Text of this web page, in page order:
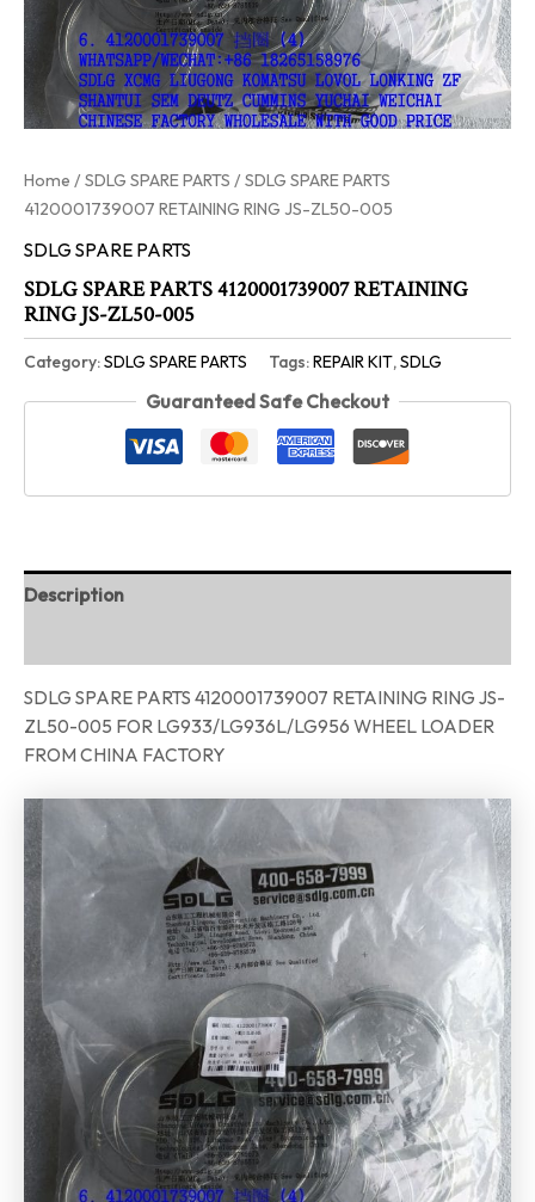
Home /SDLG SPARE PARTS / SDLG SPARE PARTS
4120001739007 RETAINING RING JS-ZL50-005
SDLG SPARE PARTS
SDLG SPARE PARTS 4120001739007 RETAINING
RING JS-ZL50-005
Category:SDLG SPARE PARTS Tags:REPAIR KIT,SDLG
Guaranteed Safe Checkout
Description
SDLG SPARE PARTS 4120001739007 RETAINING RING JS-
ZL50-005 FOR LG933/LG936L/LG956 WHEEL LOADER
FROM CHINA FACTORY